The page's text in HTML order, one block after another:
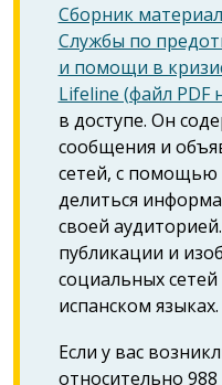
Сборник
Службы по
и помощи в
Lifeline (файл PDF
в доступе. Он
сообщения и
сетей, с
делиться
своей
публикации и
социальных
испанском языках.
Если у вас
относительно